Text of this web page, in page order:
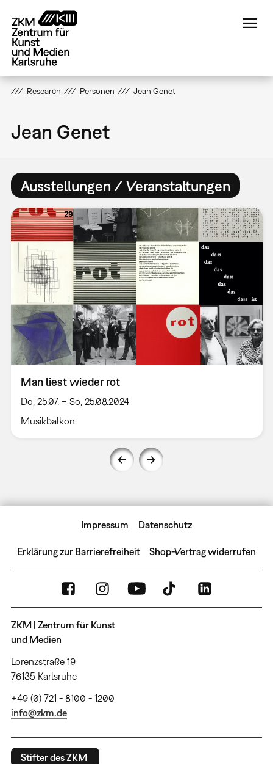
zum
Inhalt
Research Personen Jean Genet
Jean Genet
Ausstellungen / Veranstaltungen
Man liest wieder rot
Do, 25.07. – So, 25.08.2024
Musikbalkon
Impressum Datenschutz
Erklärung zur Barrierefreiheit Shop-Vertrag widerrufen
ZKM | Zentrum für Kunst
und Medien
Lorenzstraße 19
76135 Karlsruhe
+49 (0) 721 - 8100 - 1200
info@zkm.de
Stifter des ZKM